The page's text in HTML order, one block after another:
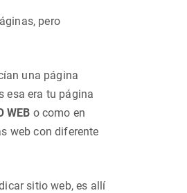
pero
una página
esa era tu página
WEB o como en
web con diferente
sitio web, es allí